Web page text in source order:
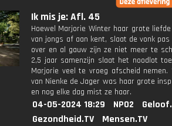
Ik mis je: Afl. 45
Hoewel Marjorie Winter haar grote
van jongs af aan kent, slaat de vonk
over en al gauw zijn ze niet meer te
2,5 jaar samenzijn slaat het noodlot
Marjorie veel te vroeg afscheid nemen.
van Nienke de Jager was haar grote
en nog elke dag mist ze haar.
04-05-2024 18:29 NPO2
Gezondheid.TV
Mensen.TV